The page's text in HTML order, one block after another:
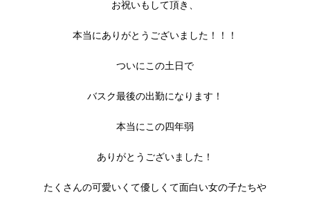
お祝いもして頂き、
本当にありがとうございました！！！
ついにこの土日で
バスク最後の出勤になります！
本当にこの四年弱
ありがとうございました！
たくさんの可愛いくて優しくて面白い女の子たちや